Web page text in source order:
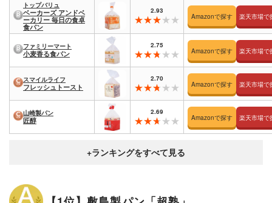
トップバリュ
ベーカーズ アンドベ
ーカリー 毎日の食卓
食パン
2.93
Amazonで探す 楽天市場で
ファミリーマート
小麦香る食パン
2.75
Amazonで探す 楽天市場で
スマイルライフ
フレッシュトースト
2.70
Amazonで探す 楽天市場で
山崎製パン
匠醇
2.69
Amazonで探す 楽天市場で